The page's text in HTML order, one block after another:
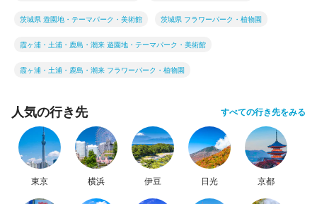
茨城県 遊園地・テーマパーク・美術館 茨城県 フラワーパーク・植物園
霞ヶ浦・土浦・鹿島・潮来 遊園地・テーマパーク・美術館
霞ヶ浦・土浦・鹿島・潮来 フラワーパーク・植物園
人気の行き先 すべての行き先をみる
東京 横浜 伊豆 日光 京都